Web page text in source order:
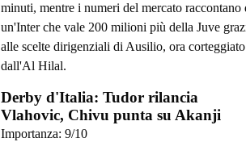
minuti, mentre i numeri del mercato raccontano
un'Inter che vale 200 milioni più della Juve
alle scelte dirigenziali di Ausilio, ora corteggiato
dall'Al Hilal.
Derby d'Italia: Tudor rilancia
Vlahovic, Chivu punta su Akanji
Importanza: 9/10